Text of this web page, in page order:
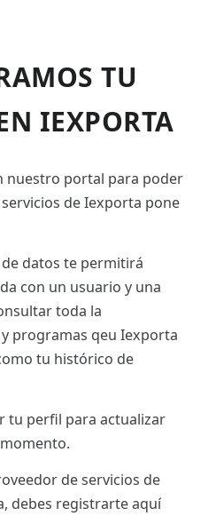
TU
IEXPORTA
nuestro portal para poder
de Iexporta pone
datos te permitirá
con un usuario y una
toda la
programas qeu Iexporta
tu histórico de
tu perfil para actualizar
de servicios de
debes registrarte aquí